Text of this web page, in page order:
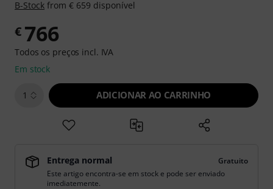
B-Stock from € 659 disponível
€ 766
Todos os preços incl. IVA
Em stock
1 ADICIONAR AO CARRINHO
Entrega normal
Gratuito
Este artigo encontra-se em stock e pode ser enviado
imediatemente.